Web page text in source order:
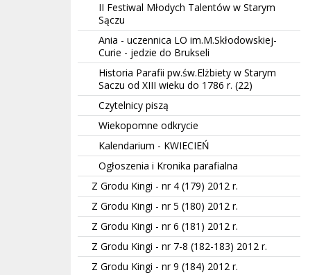
II Festiwal Młodych Talentów w Starym
Sączu
Ania - uczennica LO im.M.Skłodowskiej-
Curie - jedzie do Brukseli
Historia Parafii pw.św.Elżbiety w Starym
Saczu od XIII wieku do 1786 r. (22)
Czytelnicy piszą
Wiekopomne odkrycie
Kalendarium - KWIECIEŃ
Ogłoszenia i Kronika parafialna
Z Grodu Kingi - nr 4 (179) 2012 r.
Z Grodu Kingi - nr 5 (180) 2012 r.
Z Grodu Kingi - nr 6 (181) 2012 r.
Z Grodu Kingi - nr 7-8 (182-183) 2012 r.
Z Grodu Kingi - nr 9 (184) 2012 r.